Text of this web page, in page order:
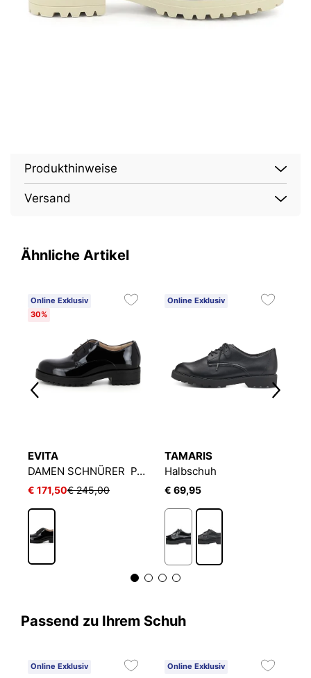
Produkthinweise
Versand
Ähnliche Artikel
Online Exklusiv
30%
EVITA
DAMEN SCHNÜRER PAMELA
€ 171,50€ 245,00
Online Exklusiv
TAMARIS
Halbschuh
€ 69,95
Passend zu Ihrem Schuh
Online Exklusiv Online Exklusiv